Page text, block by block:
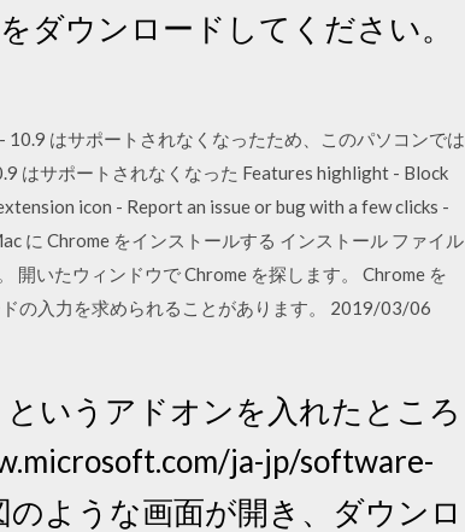
ダウンロードしてください。
10.9 はサポートされなくなったため、このパソコンでは
はサポートされなくなった Features highlight - Block
icon - Report an issue or bug with a few clicks -
に Chrome をインストールする インストール ファイル
開いたウィンドウで Chrome を探します。 Chrome を
の入力を求められることがあります。 2019/03/06
いうアドオンを入れたところ
ja-jp/software-
ような画面が開き、ダウンロ